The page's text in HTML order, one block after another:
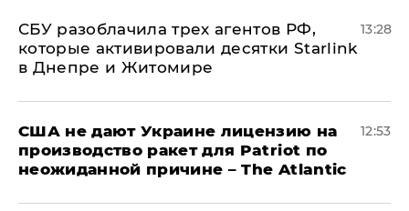
СБУ разоблачила трех агентов РФ,
которые активировали десятки Starlink
в Днепре и Житомире
13:28
США не дают Украине лицензию на
производство ракет для Patriot по
неожиданной причине – The Atlantic
12:53